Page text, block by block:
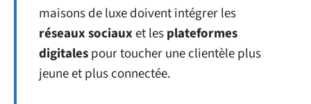
maisons de luxe doivent intégrer les
réseaux sociauxet lesplateformes
digitalespour toucher une clientèle plus
jeune et plus connectée.